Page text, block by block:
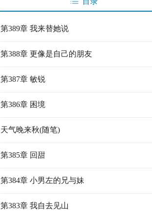
第389章 我来替她说
第388章 更像是自己的朋友
第387章 敏锐
第386章 困境
天气晚来秋(随笔)
第385章 回甜
第384章 小男左的兄与妹
第383章 我自去见山